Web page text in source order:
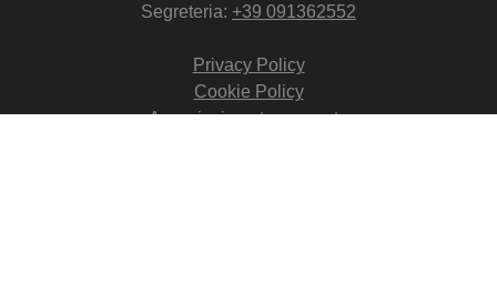
Segreteria: +39 091362552
Privacy Policy
Cookie Policy
Associazione trasparente